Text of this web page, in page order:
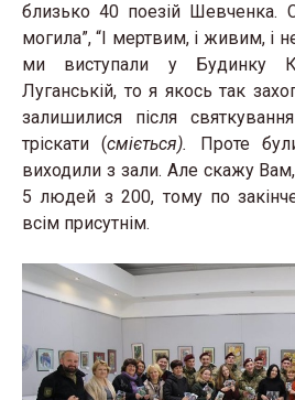
близько 40 поезій Шевченка.
могила”, “І мертвим, і живим, і
ми виступали у Будинку
Луганській, то я якось так
залишилися після
тріскати (сміється). Проте
виходили з зали. Але скажу
5 людей з 200, тому по
всім присутнім.